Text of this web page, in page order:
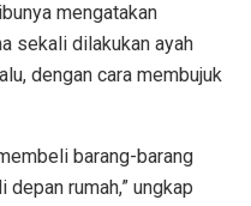
mengatakan
sekali dilakukan ayah
dengan cara membujuk
barang-barang
depan rumah,” ungkap